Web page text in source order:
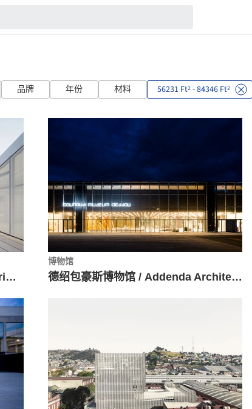
品牌 年份 材料 56231 Ft2 - 84346 Ft2
巴利亚多利德艺术学校 / Estudio Primitivo González | eGa
博物馆
德绍包豪斯博物馆 / Addenda Architects